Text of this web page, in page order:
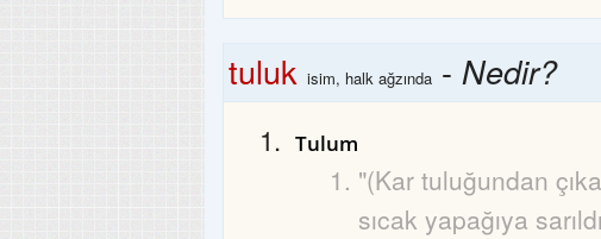
tuluk isim, halk ağzında - Nedir?
Tulum
"(Kar tuluğundan
sıcak yapağıya